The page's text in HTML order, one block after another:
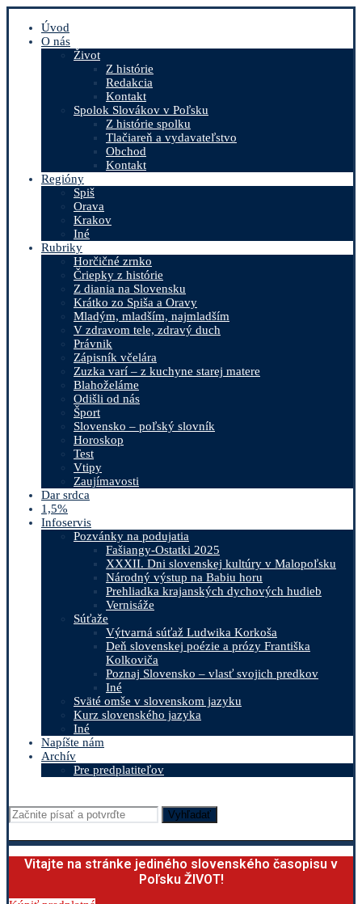
Úvod
O nás
Život
Z histórie
Redakcia
Kontakt
Spolok Slovákov v Poľsku
Z histórie spolku
Tlačiareň a vydavateľstvo
Obchod
Kontakt
Regióny
Spiš
Orava
Krakov
Iné
Rubriky
Horčičné zrnko
Čriepky z histórie
Z diania na Slovensku
Krátko zo Spiša a Oravy
Mladým, mladším, najmladším
V zdravom tele, zdravý duch
Právnik
Zápisník včelára
Zuzka varí – z kuchyne starej matere
Blahoželáme
Odišli od nás
Šport
Slovensko – poľský slovník
Horoskop
Test
Vtipy
Zaujímavosti
Dar srdca
1,5%
Infoservis
Pozvánky na podujatia
Fašiangy-Ostatki 2025
XXXII. Dni slovenskej kultúry v Malopoľsku
Národný výstup na Babiu horu
Prehliadka krajanských dychových hudieb
Vernisáže
Súťaže
Výtvarná súťaž Ludwika Korkoša
Deň slovenskej poézie a prózy Františka
Kolkoviča
Poznaj Slovensko – vlasť svojich predkov
Iné
Sväté omše v slovenskom jazyku
Kurz slovenského jazyka
Iné
Napíšte nám
Archív
Pre predplatiteľov
Vyhľadať
Vitajte na stránke jediného slovenského časopisu v
Poľsku ŽIVOT!